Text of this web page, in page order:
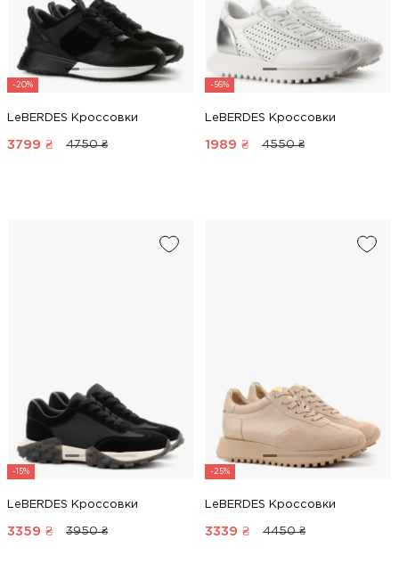
-20%
LeBERDES Кроссовки
3799 ₴ 4750 ₴
-56%
LeBERDES Кроссовки
1989 ₴ 4550 ₴
-15%
LeBERDES Кроссовки
3359 ₴ 3950 ₴
-25%
LeBERDES Кроссовки
3339 ₴ 4450 ₴